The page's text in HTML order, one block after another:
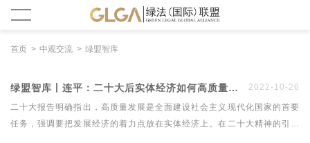
首页 中观交流 绿盟智库
绿盟智库丨连平：二十大后实体经济如何高质量发展？ 2022-10-26
二十大报告明确指出，高质量发展是全面建设社会主义现代化国家的首要
任务，强调要把发展经济的着力点放在实体经济上。在二十大精神的引领